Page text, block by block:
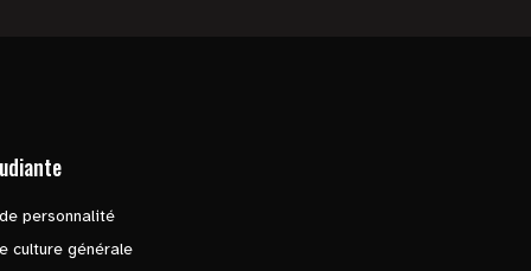
personnalité
culture générale